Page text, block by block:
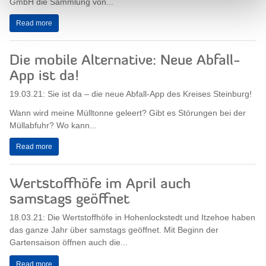
Read more
Die mobile Alternative: Neue Abfall-
App ist da!
19.03.21: Sie ist da – die neue Abfall-App des Kreises Steinburg!
Wann wird meine Mülltonne geleert? Gibt es Störungen bei der
Müllabfuhr? Wo kann...
Read more
Wertstoffhöfe im April auch
samstags geöffnet
18.03.21: Die Wertstoffhöfe in Hohenlockstedt und Itzehoe haben
das ganze Jahr über samstags geöffnet. Mit Beginn der
Gartensaison öffnen auch die...
Read more